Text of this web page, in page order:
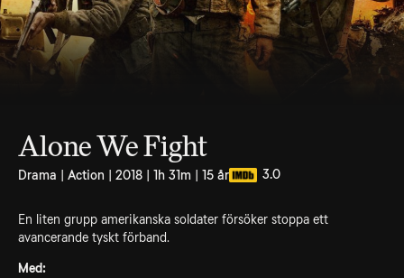
Alone We Fight
Drama | Action | 2018 | 1h 31m | 15 år 3.0
En liten grupp amerikanska soldater försöker stoppa ett
avancerande tyskt förband.
Med: